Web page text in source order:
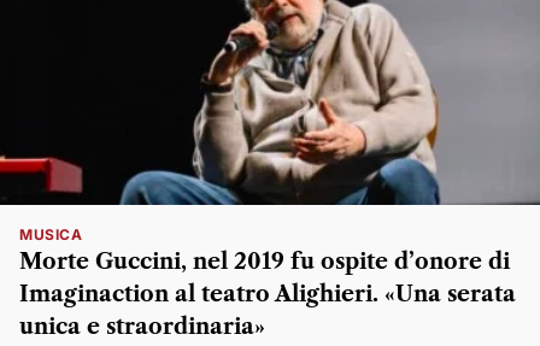
MUSICA
Morte Guccini, nel 2019 fu ospite d’onore di
Imaginaction al teatro Alighieri. «Una serata
unica e straordinaria»